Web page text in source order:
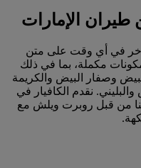
طيران الإمارات
في أي وقت على متن
مكونات مكملة، بما في ذلك
وصفار البيض والكريمة
نقدم الكافيار في
من قبل روبرت ويلش مع